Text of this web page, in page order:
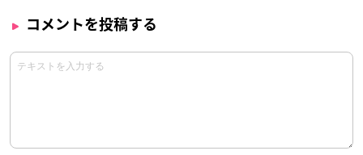
コメントを投稿する